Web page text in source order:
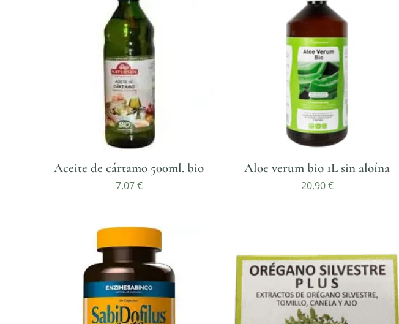
Aceite de cártamo 500ml. bio
7,07€
Aloe verum bio 1L sin aloína
20,90€